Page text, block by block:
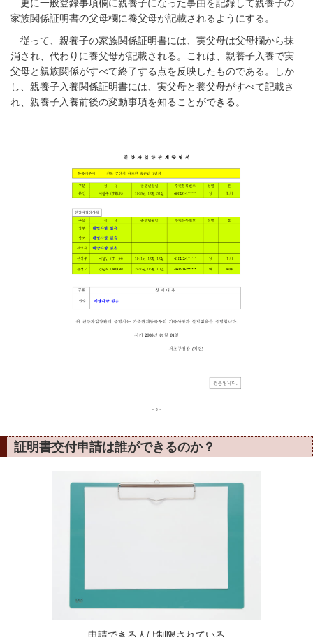
更に一般登録事項欄に親養子になった事由を記錄して親養子の
家族関係証明書の父母欄に養父母が記載されるようにする。
従って、親養子の家族関係証明書には、実父母は父母欄から抹
消され、代わりに養父母が記載される。これは、親養子入養で実
父母と親族関係がすべて終了する点を反映したものである。しか
し、親養子入養関係証明書には、実父母と養父母がすべて記載さ
れ、親養子入養前後の変動事項を知ることができる。
証明書交付申請は誰ができるのか？
申請できる人は制限されている